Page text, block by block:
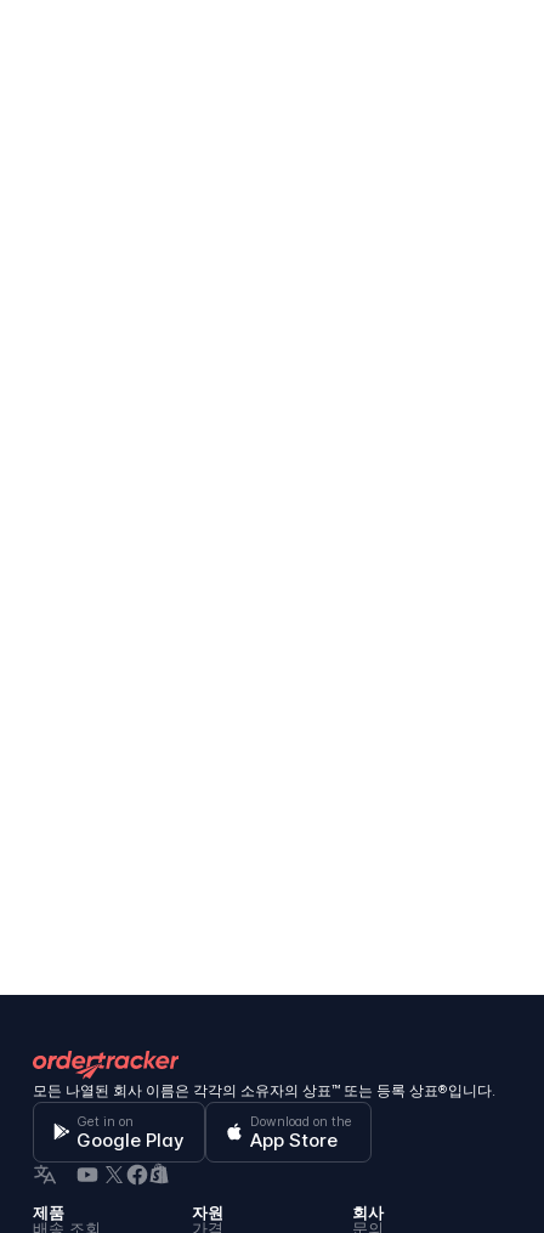
모든 나열된 회사 이름은 각각의 소유자의 상표™ 또는 등록 상표®입니다.
Get in on
Google Play
Download on the
App Store
제품
배송 조회
자원
가격
회사
문의